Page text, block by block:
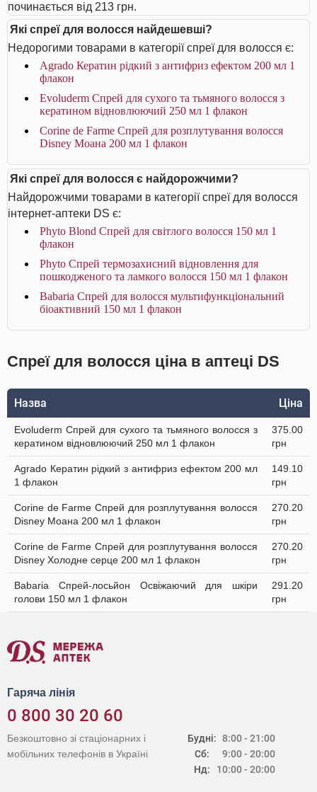
починається від 213 грн.
Які спреї для волосся найдешевші?
Недорогими товарами в категорії спреї для волосся є:
Agrado Кератин рідкий з антифриз ефектом 200 мл 1
флакон
Evoluderm Спрей для сухого та тьмяного волосся з
кератином відновлюючий 250 мл 1 флакон
Corine de Farme Спрей для розплутування волосся
Disney Моана 200 мл 1 флакон
Які спреї для волосся є найдорожчими?
Найдорожчими товарами в категорії спреї для волосся
інтернет-аптеки DS є:
Phyto Blond Спрей для світлого волосся 150 мл 1
флакон
Phyto Спрей термозахисний відновлення для
пошкодженого та ламкого волосся 150 мл 1 флакон
Babaria Спрей для волосся мультифункціональний
біоактивний 150 мл 1 флакон
Спреї для волосся ціна в аптеці DS
Назва Ціна
Evoluderm Спрей для сухого та тьмяного волосся з
кератином відновлюючий 250 мл 1 флакон
375.00
грн
Agrado Кератин рідкий з антифриз ефектом 200 мл
1 флакон
149.10
грн
Corine de Farme Спрей для розплутування волосся
Disney Моана 200 мл 1 флакон
270.20
грн
Corine de Farme Спрей для розплутування волосся
Disney Холодне серце 200 мл 1 флакон
270.20
грн
Babaria Спрей-лосьйон Освіжаючий для шкіри
голови 150 мл 1 флакон
291.20
грн
Гаряча лінія
0 800 30 20 60
Будні:
Сб:
Нд:
8:00 - 21:00
9:00 - 20:00
10:00 - 20:00
Безкоштовно зі стаціонарних і
мобільних телефонів в Україні